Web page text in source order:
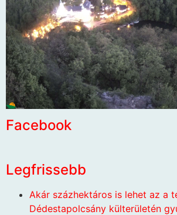
Facebook
Legfrissebb
Akár százhektáros is lehet az a
Dédestapolcsány külterületén